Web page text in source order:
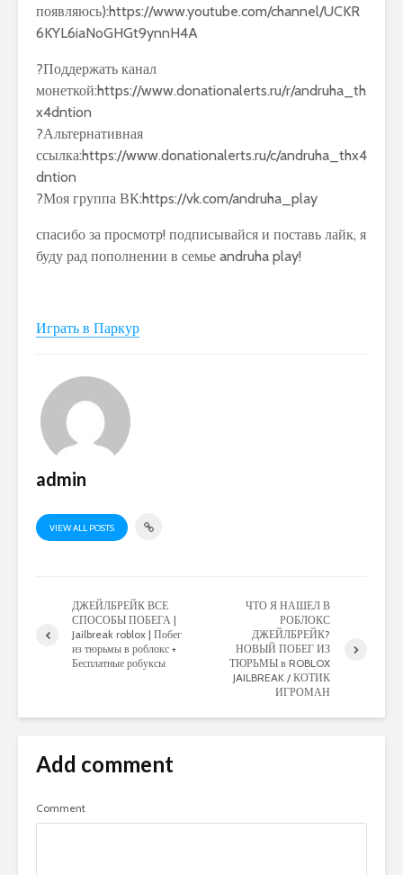
появляюсь):https://www.youtube.com/channel/UCKR
6KYL6iaNoGHGt9ynnH4A
?Поддержать канал
монеткой:https://www.donationalerts.ru/r/andruha_th
x4dntion
?Альтернативная
ссылка:https://www.donationalerts.ru/c/andruha_thx4
dntion
?Моя группа ВК:https://vk.com/andruha_play
спасибо за просмотр! подписывайся и поставь лайк, я
буду рад пополнении в семье andruha play!
Играть в Паркур
admin
VIEW ALL POSTS
ДЖЕЙЛБРЕЙК ВСЕ
СПОСОБЫ ПОБЕГА |
Jailbreak roblox | Побег
из тюрьмы в роблокс +
Бесплатные робуксы
ЧТО Я НАШЕЛ В
РОБЛОКС
ДЖЕЙЛБРЕЙК?
НОВЫЙ ПОБЕГ ИЗ
ТЮРЬМЫ в ROBLOX
JAILBREAK / КОТИК
ИГРОМАН
Add comment
Comment